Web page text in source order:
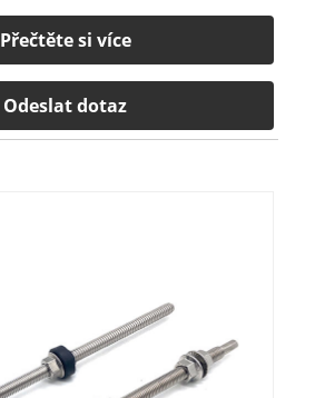
Přečtěte si více
Odeslat dotaz